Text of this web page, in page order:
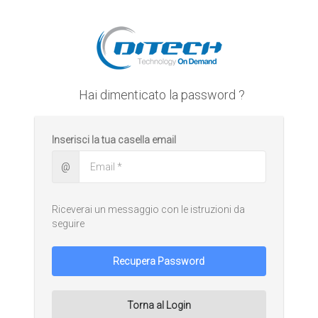
Hai dimenticato la password ?
Inserisci la tua casella email
@
Riceverai un messaggio con le istruzioni da
seguire
Recupera Password
Torna al Login